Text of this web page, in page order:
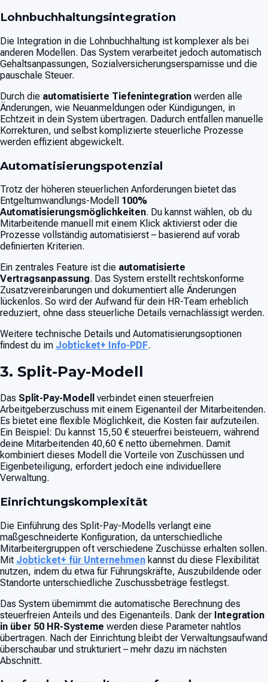
Lohnbuchhaltungsintegration
Die Integration in die Lohnbuchhaltung ist komplexer als bei
anderen Modellen. Das System verarbeitet jedoch automatisch
Gehaltsanpassungen, Sozialversicherungsersparnisse und die
pauschale Steuer.
Durch die automatisierte Tiefenintegration werden alle
Änderungen, wie Neuanmeldungen oder Kündigungen, in
Echtzeit in dein System übertragen. Dadurch entfallen manuelle
Korrekturen, und selbst komplizierte steuerliche Prozesse
werden effizient abgewickelt.
Automatisierungspotenzial
Trotz der höheren steuerlichen Anforderungen bietet das
Entgeltumwandlungs-Modell 100%
Automatisierungsmöglichkeiten. Du kannst wählen, ob du
Mitarbeitende manuell mit einem Klick aktivierst oder die
Prozesse vollständig automatisierst – basierend auf vorab
definierten Kriterien.
Ein zentrales Feature ist die automatisierte
Vertragsanpassung. Das System erstellt rechtskonforme
Zusatzvereinbarungen und dokumentiert alle Änderungen
lückenlos. So wird der Aufwand für dein HR-Team erheblich
reduziert, ohne dass steuerliche Details vernachlässigt werden.
Weitere technische Details und Automatisierungsoptionen
findest du im Jobticket+ Info-PDF.
3. Split-Pay-Modell
Das Split-Pay-Modell
verbindet einen steuerfreien
Arbeitgeberzuschuss mit einem Eigenanteil der Mitarbeitenden.
Es bietet eine flexible Möglichkeit, die Kosten fair aufzuteilen.
Ein Beispiel: Du kannst 15,50 € steuerfrei beisteuern, während
deine Mitarbeitenden 40,60 € netto übernehmen. Damit
kombiniert dieses Modell die Vorteile von Zuschüssen und
Eigenbeteiligung, erfordert jedoch eine individuellere
Verwaltung.
Einrichtungskomplexität
Die Einführung des Split-Pay-Modells verlangt eine
maßgeschneiderte Konfiguration, da unterschiedliche
Mitarbeitergruppen oft verschiedene Zuschüsse erhalten sollen.
Mit Jobticket+ für Unternehmen kannst du diese Flexibilität
nutzen, indem du etwa für Führungskräfte, Auszubildende oder
Standorte unterschiedliche Zuschussbeträge festlegst.
Das System übernimmt die automatische Berechnung des
steuerfreien Anteils und des Eigenanteils. Dank der Integration
in über 50 HR-Systeme werden diese Parameter nahtlos
übertragen. Nach der Einrichtung bleibt der Verwaltungsaufwand
überschaubar und strukturiert – mehr dazu im nächsten
Abschnitt.